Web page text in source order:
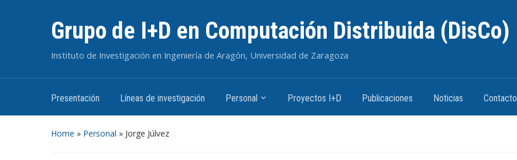
Grupo de I+D en Computación Distribuida (DisCo)
Instituto de Investigación en Ingeniería de Aragón, Universidad de Zaragoza
Presentación Líneas de investigación Personal Proyectos I+D Publicaciones Noticias Contacto
Home » Personal » Jorge Júlvez